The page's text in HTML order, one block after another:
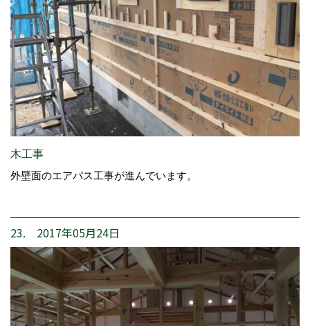
木工事
外壁面のエアパス工事が進んでいます。
23. 2017年05月24日